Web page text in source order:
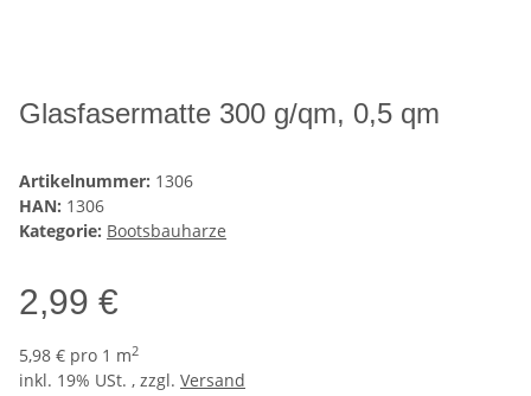
Glasfasermatte 300 g/qm, 0,5 qm
Artikelnummer: 1306
HAN: 1306
Kategorie: Bootsbauharze
2,99 €
5,98 € pro 1 m2
inkl. 19% USt. , zzgl. Versand